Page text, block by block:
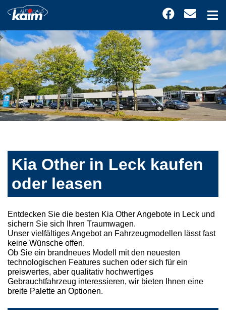
Kia Other in Leck kaufen
oder leasen
Entdecken Sie die besten Kia Other Angebote in Leck und
sichern Sie sich Ihren Traumwagen.
Unser vielfältiges Angebot an Fahrzeugmodellen lässt fast
keine Wünsche offen.
Ob Sie ein brandneues Modell mit den neuesten
technologischen Features suchen oder sich für ein
preiswertes, aber qualitativ hochwertiges
Gebrauchtfahrzeug interessieren, wir bieten Ihnen eine
breite Palette an Optionen.